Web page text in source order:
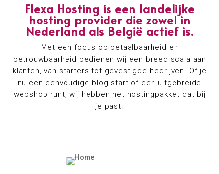
Flexa Hosting is een landelijke
hosting provider die zowel in
Nederland als België actief is.
Met een focus op betaalbaarheid en
betrouwbaarheid bedienen wij een breed scala aan
klanten, van starters tot gevestigde bedrijven. Of je
nu een eenvoudige blog start of een uitgebreide
webshop runt, wij hebben het hostingpakket dat bij
je past.